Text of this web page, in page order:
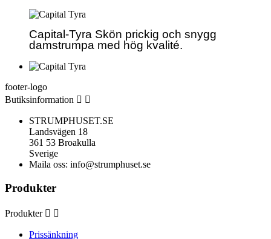
Capital-Tyra Skön prickig och snygg
damstrumpa med hög kvalité.
footer-logo
Butiksinformation  
STRUMPHUSET.SE
Landsvägen 18
361 53 Broakulla
Sverige
Maila oss: info@strumphuset.se
Produkter
Produkter  
Prissänkning